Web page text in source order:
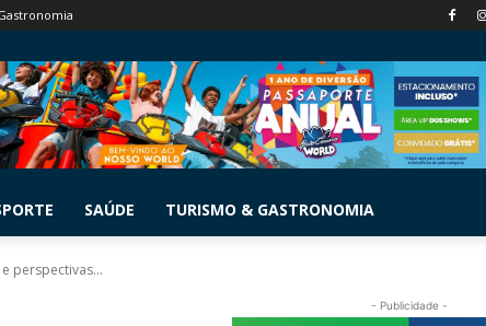
SAÚDE TURISMO & GASTRONOMIA
perspectivas...
- Publicidade -